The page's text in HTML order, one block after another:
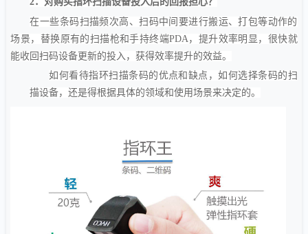
在一些条码扫描频次高、扫码中间要进行搬运、打包等动作的
场景，替换原有的扫描枪和手持终端PDA ，提升效率明显，很快就
能收回扫码设备更新的投入，获得效率提升的效益。
如何看待指环扫描条码的优点和缺点，如何选择条码的扫
描设备，还是得根据具体的领域和使用场景来决定的。